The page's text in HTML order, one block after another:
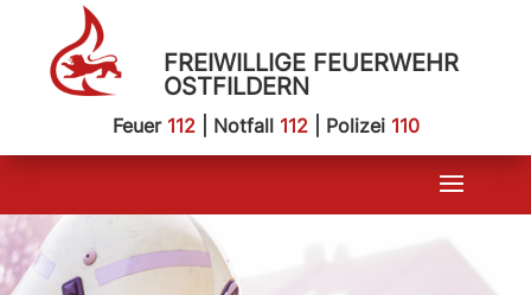
FREIWILLIGE FEUERWEHR
OSTFILDERN
Feuer 112| Notfall 112| Polizei 110